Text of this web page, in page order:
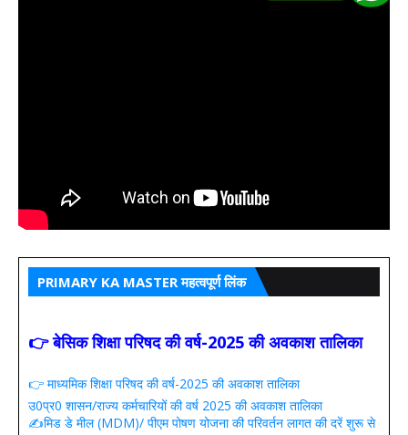
PRIMARY KA MASTER महत्वपूर्ण लिंक
👉 बेसिक शिक्षा परिषद की वर्ष-2025 की अवकाश तालिका
👉 माध्यमिक शिक्षा परिषद की वर्ष-2025 की अवकाश तालिका
उ0प्र0 शासन/राज्य कर्मचारियों की वर्ष 2025 की अवकाश तालिका
✍️मिड डे मील (MDM)/ पीएम पोषण योजना की परिवर्तन लागत की दरें शुरू से